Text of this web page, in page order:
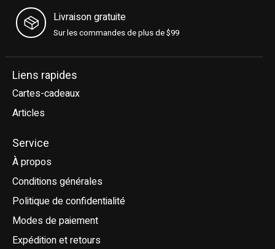
Livraison gratuite
Sur les commandes de plus de $99
Liens rapides
Cartes-cadeaux
Articles
Service
À propos
Conditions générales
Politique de confidentialité
Modes de paiement
Expédition et retours